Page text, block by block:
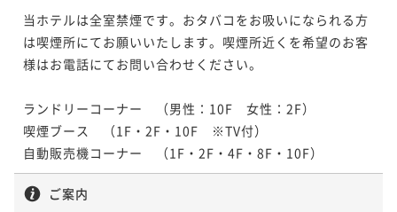
当ホテルは全室禁煙です。おタバコをお吸いになられる方
は喫煙所にてお願いいたします。喫煙所近くを希望のお客
様はお電話にてお問い合わせください。
ランドリーコーナー　（男性：10F　女性：2F）
喫煙ブース　（1F・2F・10F　※TV付）
自動販売機コーナー　（1F・2F・4F・8F・10F）
ご案内